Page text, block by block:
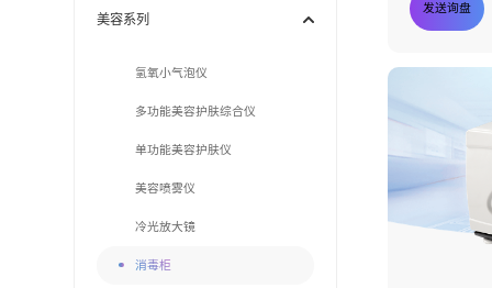
美容系列
氢氧小气泡仪
多功能美容护肤综合仪
单功能美容护肤仪
美容喷雾仪
冷光放大镜
消毒柜
发送询盘